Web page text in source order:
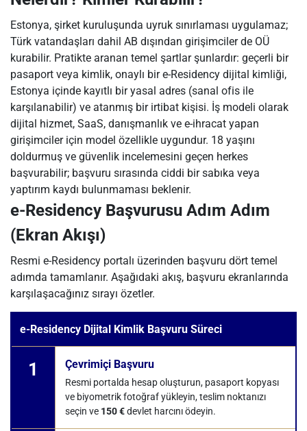
Estonya, şirket kuruluşunda uyruk sınırlaması uygulamaz;
Türk vatandaşları dahil AB dışından girişimciler de OÜ
kurabilir. Pratikte aranan temel şartlar şunlardır: geçerli bir
pasaport veya kimlik, onaylı bir e-Residency dijital kimliği,
Estonya içinde kayıtlı bir yasal adres (sanal ofis ile
karşılanabilir) ve atanmış bir irtibat kişisi. İş modeli olarak
dijital hizmet, SaaS, danışmanlık ve e-ihracat yapan
girişimciler için model özellikle uygundur. 18 yaşını
doldurmuş ve güvenlik incelemesini geçen herkes
başvurabilir; başvuru sırasında ciddi bir sabıka veya
yaptırım kaydı bulunmaması beklenir.
e-Residency Başvurusu Adım Adım
(Ekran Akışı)
Resmi e-Residency portalı üzerinden başvuru dört temel
adımda tamamlanır. Aşağıdaki akış, başvuru ekranlarında
karşılaşacağınız sırayı özetler.
e-Residency Dijital Kimlik Başvuru Süreci
1 Çevrimiçi Başvuru
Resmi portalda hesap oluşturun, pasaport kopyası
ve biyometrik fotoğraf yükleyin, teslim noktanızı
seçin ve 150 €devlet harcını ödeyin.